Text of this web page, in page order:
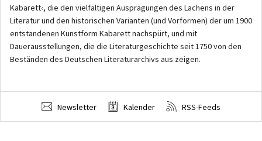
Kabarett‹, die den vielfältigen Ausprägungen des Lachens in der
Literatur und den historischen Varianten (und Vorformen) der um 1900
entstandenen Kunstform Kabarett nachspürt, und mit
Dauerausstellungen, die die Literaturgeschichte seit 1750 von den
Beständen des Deutschen Literaturarchivs aus zeigen.
Newsletter Kalender RSS-Feeds